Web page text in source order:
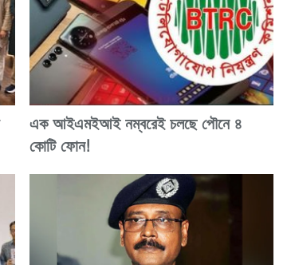
এক আইএমইআই নম্বরেই চলছে পৌনে ৪
কোটি ফোন!